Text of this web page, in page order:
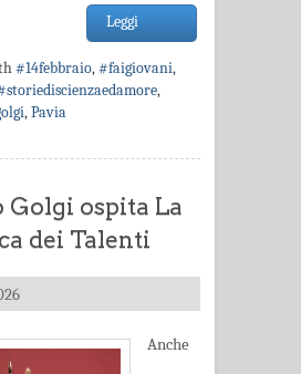
Leggi
#14febbraio,#faigiovani,
,
,Pavia
Golgi ospita La
dei Talenti
Anche